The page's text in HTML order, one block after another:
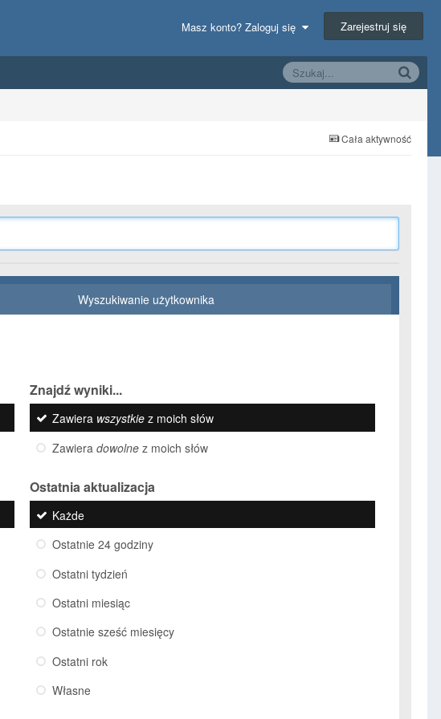
Masz konto? Zaloguj się Zarejestruj się
Cała aktywność
Wyszukiwanie użytkownika
Znajdź wyniki...
Zawiera wszystkiez moich słów
Zawiera dowolnez moich słów
Ostatnia aktualizacja
Każde
Ostatnie 24 godziny
Ostatni tydzień
Ostatni miesiąc
Ostatnie sześć miesięcy
Ostatni rok
Własne